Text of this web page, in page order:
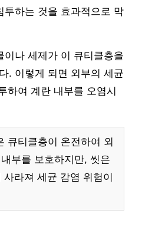
투하는 것을 효과적으로 막
이나 세제가 이 큐티클층을
. 이렇게 되면 외부의 세균
하여 계란 내부를 오염시
큐티클층이 온전하여 외
부를 보호하지만, 씻은
라져 세균 감염 위험이